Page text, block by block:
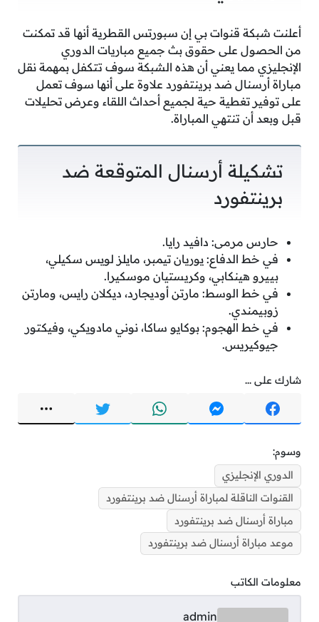
أعلنت شبكة قنوات بي إن سبورتس القطرية أنها قد تمكنت
من الحصول على حقوق بث جميع مباريات الدوري
الإنجليزي مما يعني أن هذه الشبكة سوف تتكفل بمهمة نقل
مباراة أرسنال ضد برينتفورد علاوة على أنها سوف تعمل
على توفير تغطية حية لجميع أحداث اللقاء وعرض تحليلات
قبل وبعد أن تنتهي المباراة.
تشكيلة أرسنال المتوقعة ضد
برينتفورد
حارس مرمى: دافيد رايا.
في خط الدفاع: يوريان تيمبر، مايلز لويس سكيلي،
بييرو هينكابي، وكريستيان موسكيرا.
في خط الوسط: مارتن أوديجارد، ديكلان رايس، ومارتن
زوبيمندي.
في خط الهجوم: بوكايو ساكا، نوني مادويكي، وفيكتور
جيوكيريس.
شارك على ...
وسوم:
الدوري الإنجليزي
القنوات الناقلة لمباراة أرسنال ضد برينتفورد
مباراة أرسنال ضد برينتفورد
موعد مباراة أرسنال ضد برينتفورد
معلومات الكاتب
admin